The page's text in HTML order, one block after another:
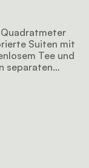
Suiten mit
Tee und
separaten
die auf die